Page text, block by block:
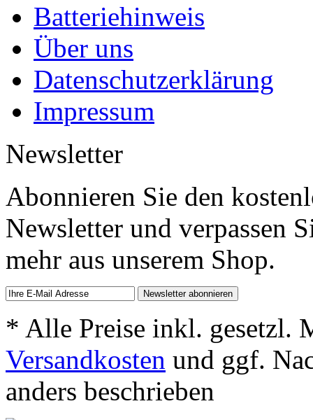
Batteriehinweis
Über uns
Datenschutzerklärung
Impressum
Newsletter
Abonnieren Sie den
Newsletter und verpassen
mehr aus unserem Shop.
* Alle Preise inkl. gesetzl.
Versandkosten und ggf.
anders beschrieben